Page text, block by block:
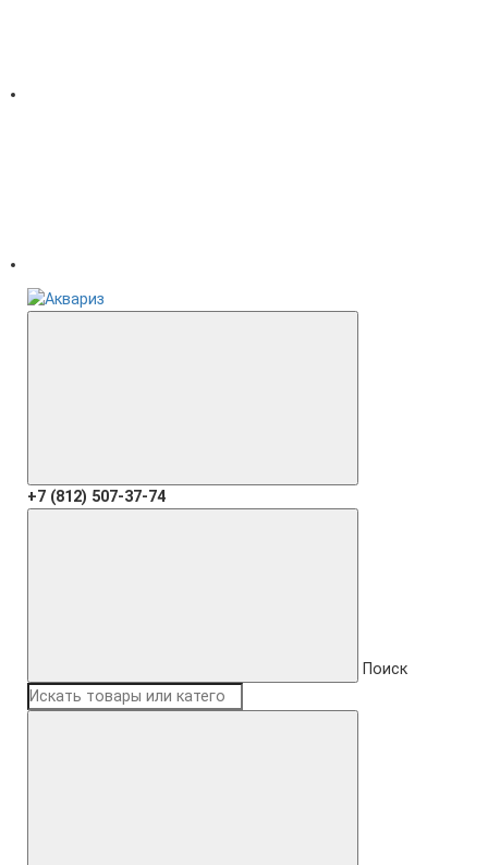
+7 (812) 507-37-74
Поиск